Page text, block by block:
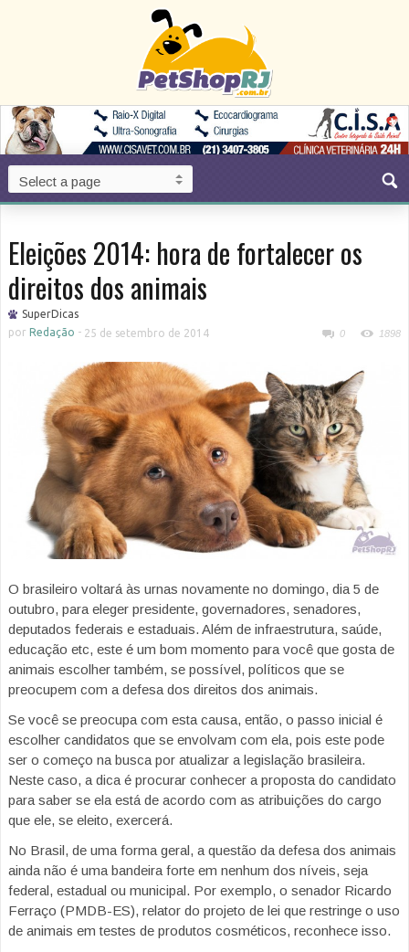
Eleições 2014: hora de fortalecer os
direitos dos animais
SuperDicas
por Redação - 25 de setembro de 2014 0 1898
O brasileiro voltará às urnas novamente no domingo, dia 5 de
outubro, para eleger presidente, governadores, senadores,
deputados federais e estaduais. Além de infraestrutura, saúde,
educação etc, este é um bom momento para você que gosta de
animais escolher também, se possível, políticos que se
preocupem com a defesa dos direitos dos animais.
Se você se preocupa com esta causa, então, o passo inicial é
escolher candidatos que se envolvam com ela, pois este pode
ser o começo na busca por atualizar a legislação brasileira.
Neste caso, a dica é procurar conhecer a proposta do candidato
para saber se ela está de acordo com as atribuições do cargo
que ele, se eleito, exercerá.
No Brasil, de uma forma geral, a questão da defesa dos animais
ainda não é uma bandeira forte em nenhum dos níveis, seja
federal, estadual ou municipal. Por exemplo, o senador Ricardo
Ferraço (PMDB-ES), relator do projeto de lei que restringe o uso
de animais em testes de produtos cosméticos, reconhece isso.